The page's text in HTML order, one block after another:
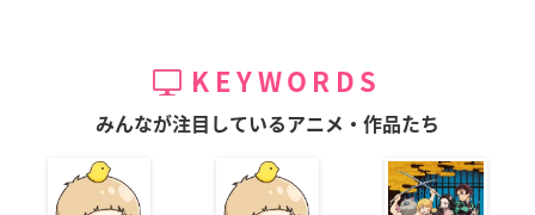
KEYWORDS
みんなが注目しているアニメ・作品たち